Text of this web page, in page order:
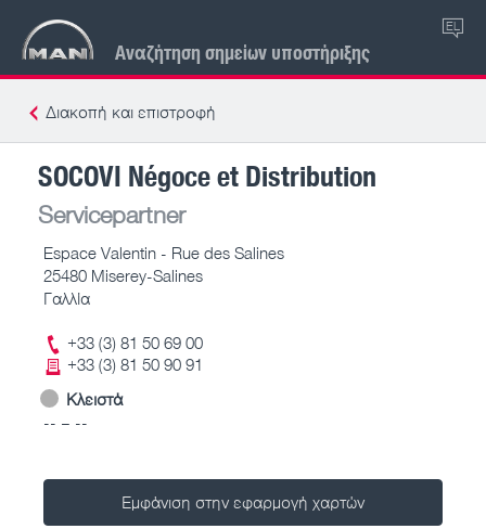
Αναζήτηση σημείων υποστήριξης
EL
Διακοπή και επιστροφή
SOCOVI Négoce et Distribution
Servicepartner
Espace Valentin - Rue des Salines
25480 Miserey-Salines
Γαλλία
+33 (3) 81 50 69 00
+33 (3) 81 50 90 91
Κλειστά
-- – --
Εμφάνιση στην εφαρμογή χαρτών